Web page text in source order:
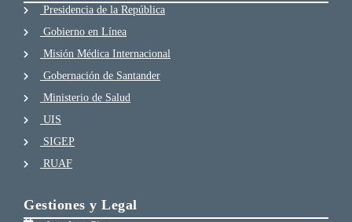
Presidencia de la República
Gobierno en Línea
Misión Médica Internacional
Gobernación de Santander
Ministerio de Salud
UIS
SIGEP
RUAF
Gestiones y Legal